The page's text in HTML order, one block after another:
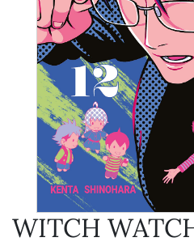
WITCH